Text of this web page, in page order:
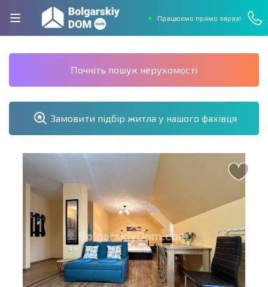
Працюємо прямо зараз!
Почніть пошук нерухомості
Замовити підбір житла у нашого фахівця